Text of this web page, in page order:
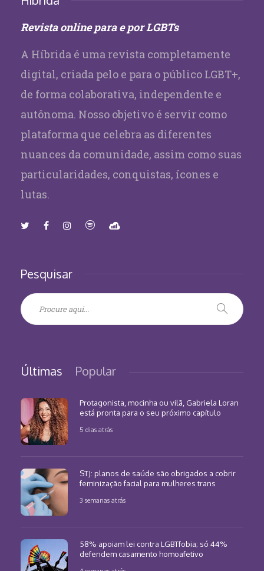
Revista online para e por LGBTs
A Híbrida é uma revista completamente
digital, criada pelo e para o público LGBT+,
de forma colaborativa, independente e
autônoma. Nosso objetivo é servir como
plataforma que celebra as diferentes
nuances da comunidade, assim como suas
particularidades, conquistas, ícones e
lutas.
Pesquisar
Últimas Popular
Protagonista, mocinha ou vilã, Gabriela Loran
está pronta para o seu próximo capítulo
5 dias atrás
STJ: planos de saúde são obrigados a cobrir
feminização facial para mulheres trans
3 semanas atrás
58% apoiam lei contra LGBTfobia; só 44%
defendem casamento homoafetivo